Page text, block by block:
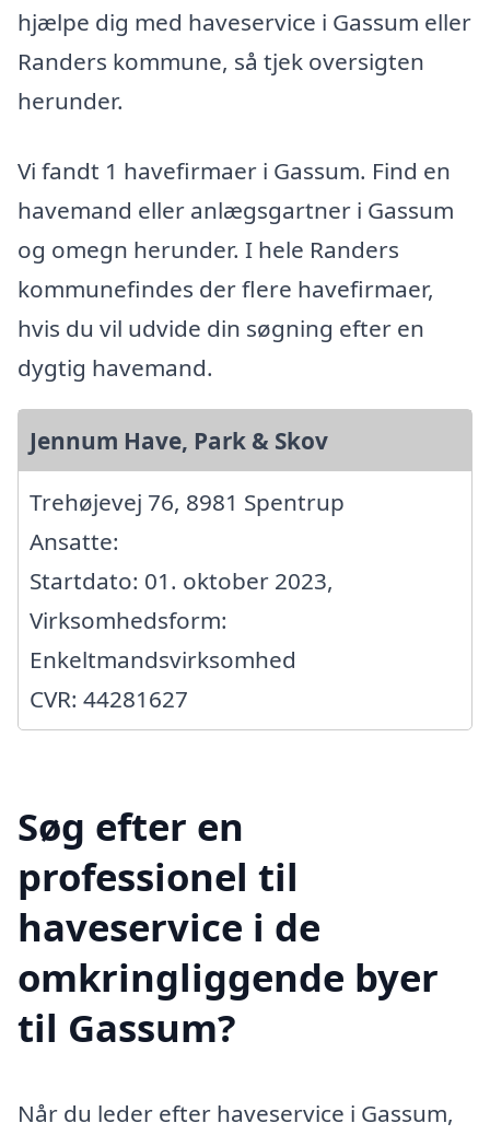
hjælpe dig med haveservice i Gassum eller
Randers kommune, så tjek oversigten
herunder.
Vi fandt 1 havefirmaer i Gassum. Find en
havemand eller anlægsgartner i Gassum
og omegn herunder. I hele Randers
kommunefindes der flere havefirmaer,
hvis du vil udvide din søgning efter en
dygtig havemand.
Jennum Have, Park & Skov
Trehøjevej 76, 8981 Spentrup
Ansatte:
Startdato: 01. oktober 2023,
Virksomhedsform:
Enkeltmandsvirksomhed
CVR: 44281627
Søg efter en
professionel til
haveservice i de
omkringliggende byer
til Gassum?
Når du leder efter haveservice i Gassum,